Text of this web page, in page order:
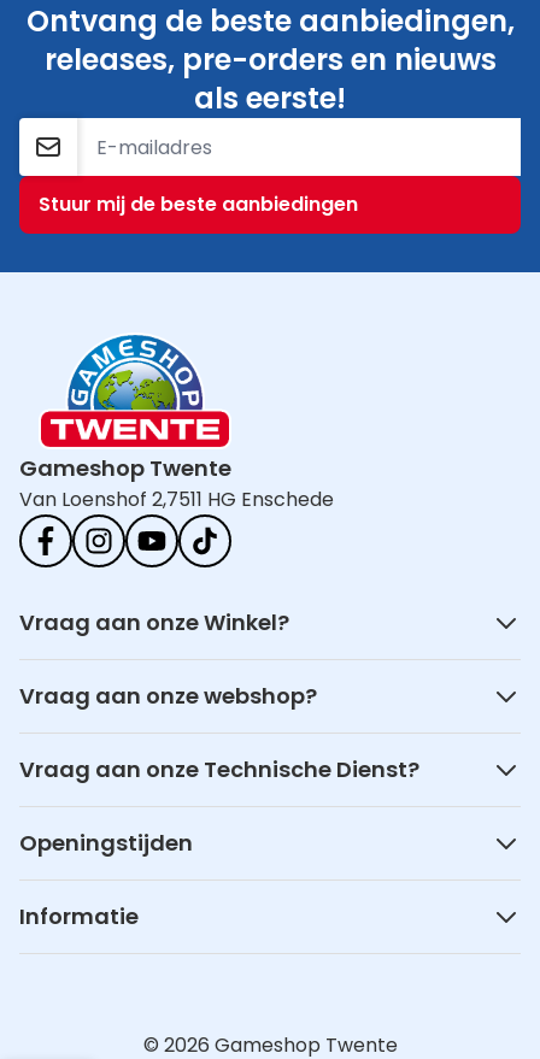
Ontvang de beste aanbiedingen,
releases, pre-orders en nieuws
als eerste!
E-mailadres
Stuur mij de beste aanbiedingen
Gameshop Twente
Van Loenshof 2,7511 HG Enschede
Vraag aan onze Winkel?
Vraag aan onze webshop?
Vraag aan onze Technische Dienst?
Openingstijden
Informatie
© 2026 Gameshop Twente